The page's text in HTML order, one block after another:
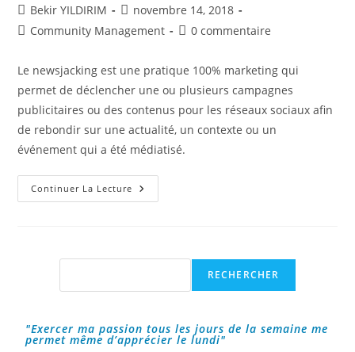
Auteur/autrice
de
Bekir YILDIRIM
Publication
publiée :
novembre 14, 2018
PostCommunity Management
Commentaires
publication :
0 commentaire
Le newsjacking est une pratique 100% marketing qui
permet de déclencher une ou plusieurs campagnes
publicitaires ou des contenus pour les réseaux sociaux afin
de rebondir sur une actualité, un contexte ou un
événement qui a été médiatisé.
Continuer La Lecture NewsJacking,
Une
Publicitaire
Web
Réseaux
Sociaux
!
Rechercher
RECHERCHER
"Exercer ma passion tous les jours de la semaine me
permet même d’apprécier le lundi"